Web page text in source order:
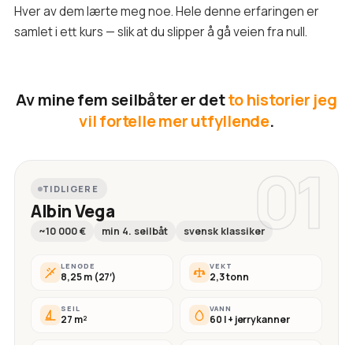
Hver av dem lærte meg noe. Hele denne erfaringen er
samlet i ett kurs — slik at du slipper å gå veien fra null.
Av mine fem seilbåter er detto historier jeg
vil fortelle mer utfyllende.
01
TIDLIGERE
Albin Vega
~10 000 € min 4. seilbåt svensk klassiker
LENGDE
8,25 m (27′)
VEKT
2,3 tonn
SEIL
27 m²
VANN
60 l + jerrykanner